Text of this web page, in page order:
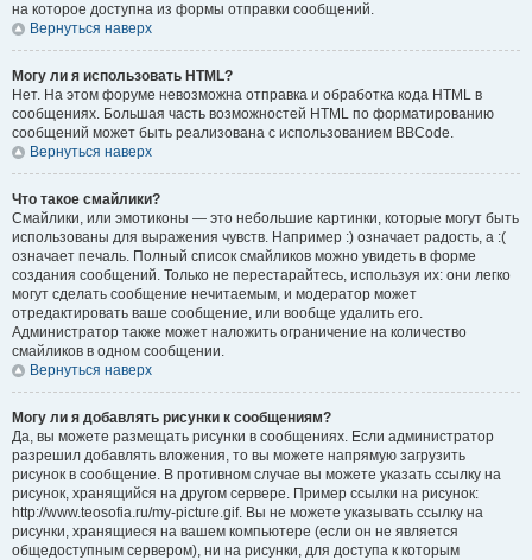
на которое доступна из формы отправки сообщений.
Вернуться наверх
Могу ли я использовать HTML?
Нет. На этом форуме невозможна отправка и обработка кода HTML в
сообщениях. Большая часть возможностей HTML по форматированию
сообщений может быть реализована с использованием BBCode.
Вернуться наверх
Что такое смайлики?
Смайлики, или эмотиконы — это небольшие картинки, которые могут быть
использованы для выражения чувств. Например :) означает радость, а :(
означает печаль. Полный список смайликов можно увидеть в форме
создания сообщений. Только не перестарайтесь, используя их: они легко
могут сделать сообщение нечитаемым, и модератор может
отредактировать ваше сообщение, или вообще удалить его.
Администратор также может наложить ограничение на количество
смайликов в одном сообщении.
Вернуться наверх
Могу ли я добавлять рисунки к сообщениям?
Да, вы можете размещать рисунки в сообщениях. Если администратор
разрешил добавлять вложения, то вы можете напрямую загрузить
рисунок в сообщение. В противном случае вы можете указать ссылку на
рисунок, хранящийся на другом сервере. Пример ссылки на рисунок:
http://www.teosofia.ru/my-picture.gif. Вы не можете указывать ссылку на
рисунки, хранящиеся на вашем компьютере (если он не является
общедоступным сервером), ни на рисунки, для доступа к которым